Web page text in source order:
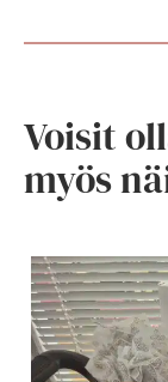
Voisit
myös